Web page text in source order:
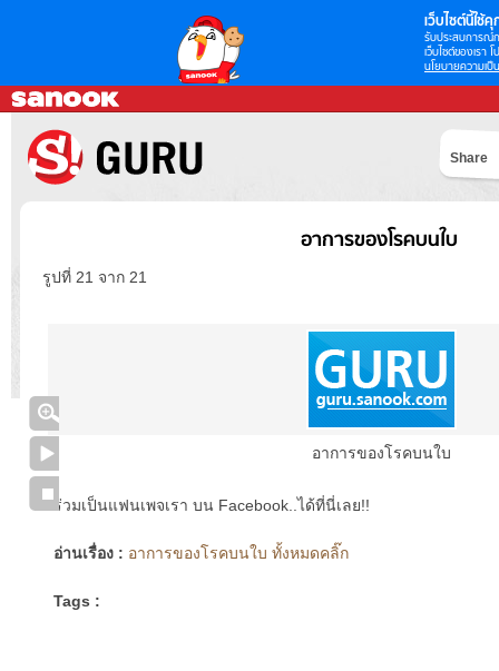
เว็บไซต์นี้ใช้คุ
รับประสบการณ์
เว็บไซต์ของเรา
นโยบายความเป็
Share
อาการของโรคบนใบ
รูปที่ 21 จาก 21
อาการของโรคบนใบ
ร่วมเป็นแฟนเพจเรา บน Facebook..ได้ที่นี่เลย!!
อ่านเรื่อง : อาการของโรคบนใบ ทั้งหมดคลิ๊ก
Tags :